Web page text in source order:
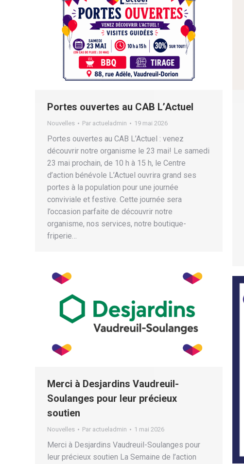
Portes ouvertes au CAB L’Actuel
Nouvelles Par actueladmin 19 mai 2026
Portes ouvertes au CAB L’Actuel : venez
découvrir notre organisme le 23 mai! Le samedi
23 mai prochain, de 10 h à 15 h, le Centre
d’action bénévole L’Actuel ouvrira grand ses
portes à la population pour une journée
conviviale et festive. Cette journée sera
l’occasion parfaite de découvrir notre
organisme, nos services, notre boutique-
friperie…
Merci à Desjardins Vaudreuil-
Soulanges pour leur précieux
soutien
Nouvelles Par actueladmin 1 mai 2026
Merci à Desjardins Vaudreuil-Soulanges pour
leur précieux soutien La Semaine de l’action